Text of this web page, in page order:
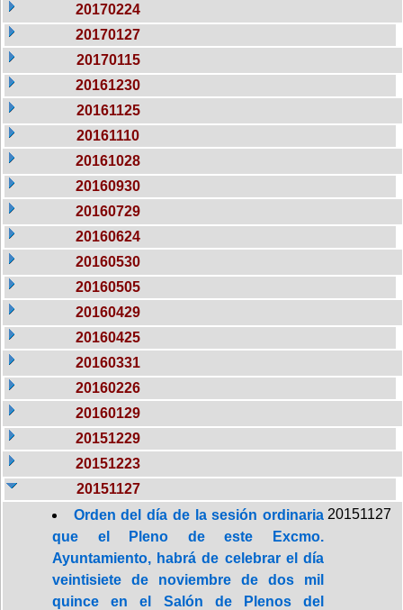
20170224
20170127
20170115
20161230
20161125
20161110
20161028
20160930
20160729
20160624
20160530
20160505
20160429
20160425
20160331
20160226
20160129
20151229
20151223
20151127
Orden del día de la sesión ordinaria
que el Pleno de este Excmo.
Ayuntamiento, habrá de celebrar el día
veintisiete de noviembre de dos mil
quince en el Salón de Plenos del
20151127